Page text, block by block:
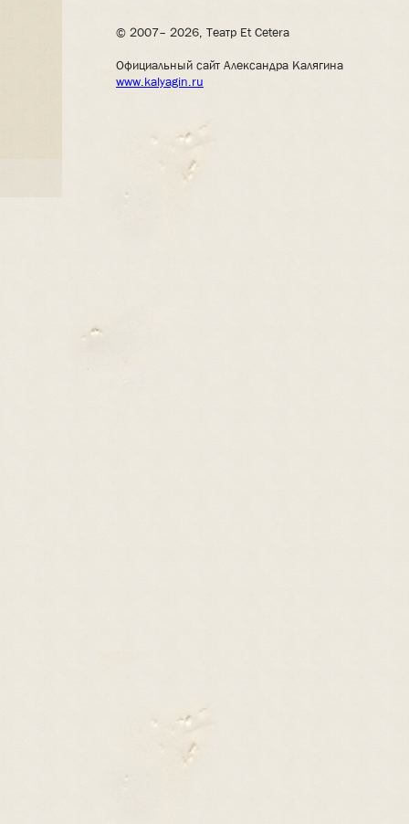
© 2007– 2026, Театр Et Cetera
Официальный сайт Александра Калягина
www.kalyagin.ru